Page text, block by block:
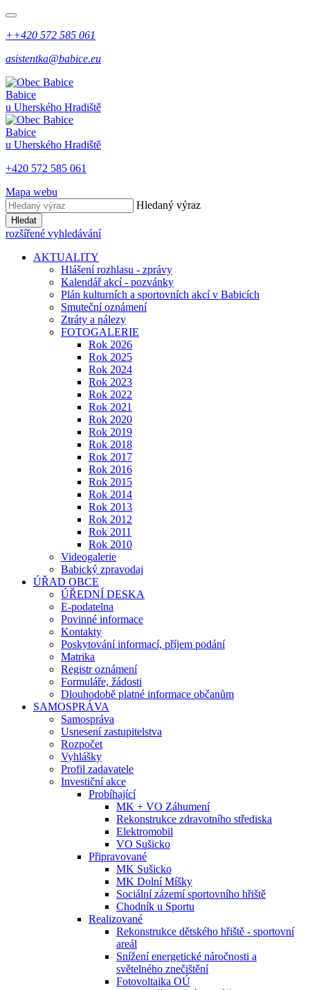
++420 572 585 061
asistentka@babice.eu
Babice
u Uherského Hradiště
Babice
u Uherského Hradiště
+420 572 585 061
Mapa webu
Hledaný výraz
Hledat
rozšířené vyhledávání
AKTUALITY
Hlášení rozhlasu - zprávy
Kalendář akcí - pozvánky
Plán kulturních a sportovních akcí v Babicích
Smuteční oznámení
Ztráty a nálezy
FOTOGALERIE
Rok 2026
Rok 2025
Rok 2024
Rok 2023
Rok 2022
Rok 2021
Rok 2020
Rok 2019
Rok 2018
Rok 2017
Rok 2016
Rok 2015
Rok 2014
Rok 2013
Rok 2012
Rok 2011
Rok 2010
Videogalerie
Babický zpravodaj
ÚŘAD OBCE
ÚŘEDNÍ DESKA
E-podatelna
Povinné informace
Kontakty
Poskytování informací, příjem podání
Matrika
Registr oznámení
Formuláře, žádosti
Dlouhodobě platné informace občanům
SAMOSPRÁVA
Samospráva
Usnesení zastupitelstva
Rozpočet
Vyhlášky
Profil zadavatele
Investiční akce
Probíhající
MK + VO Záhumení
Rekonstrukce zdravotního střediska
Elektromobil
VO Sušicko
Připravované
MK Sušicko
MK Dolní Míšky
Sociální zázemí sportovního hřiště
Chodník u Sportu
Realizované
Rekonstrukce dětského hřiště - sportovní
areál
Snížení energetické náročnosti a
světelného znečištění
Fotovoltaika OÚ